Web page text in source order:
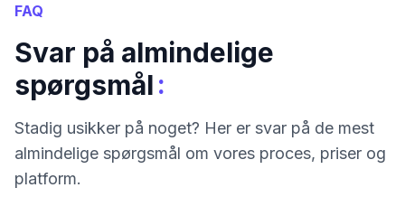
FAQ
Svar på almindelige
spørgsmål:
Stadig usikker på noget? Her er svar på de mest
almindelige spørgsmål om vores proces, priser og
platform.